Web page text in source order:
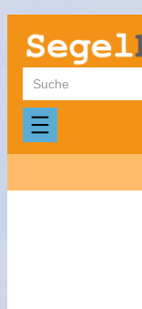
Zum
Inhalt
springen
Suchen